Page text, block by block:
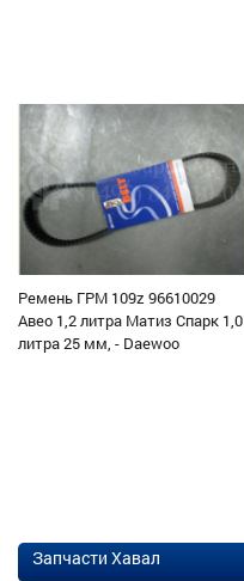
Ремень ГРМ 109z 96610029
Авео 1,2 литра Матиз Спарк 1,0
литра 25 мм, - Daewoo
Запчасти Хавал